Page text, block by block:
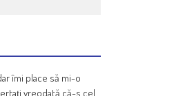
îmi place să mi-o
vreodată că-s cel